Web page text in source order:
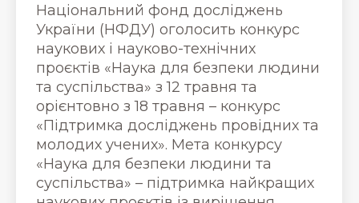
Національний фонд досліджень
України (НФДУ) оголосить конкурс
наукових і науково-технічних
проєктів «Наука для безпеки людини
та суспільства» з 12 травня та
орієнтовно з 18 травня – конкурс
«Підтримка досліджень провідних та
молодих учених». Мета конкурсу
«Наука для безпеки людини та
суспільства» – підтримка найкращих